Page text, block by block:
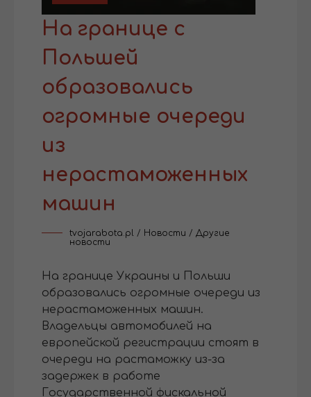
На границе с
Польшей
образовались
огромные очереди
из
нерастаможенных
машин
tvojarabota.pl / Новости / Другие
новости
На границе Украины и Польши
образовались огромные очереди из
нерастаможенных машин.
Владельцы автомобилей на
европейской регистрации стоят в
очереди на растаможку из-за
задержек в работе
Государственной фискальной